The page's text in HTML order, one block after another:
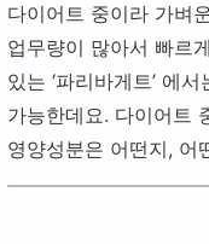
다이어트 중이라 가벼
업무량이 많아서 빠르
있는 ‘파리바게트’ 에
가능한데요. 다이어트
영양성분은 어떤지, 어